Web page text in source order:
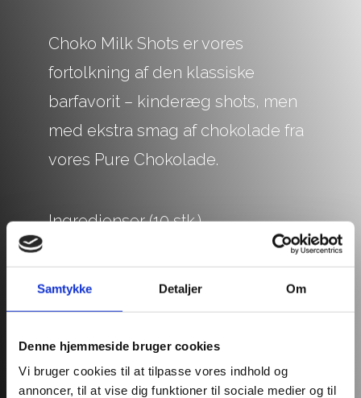
Samtykke Detaljer Om
Denne hjemmeside bruger cookies
Vi bruger cookies til at tilpasse vores indhold og
annoncer, til at vise dig funktioner til sociale medier og til
Choko Milk Shots er vores
fortolkning af den klassiske
barfavorit– kinderæg shots, men
med ekstra smag af chokolade fra
vores Pure Chokolade.
Ingredienser (10 stk.)
5 cl vaniljelikør
– Vi anbefaler Licor 43
5 cl kakaomælk
Evt. flødeskum